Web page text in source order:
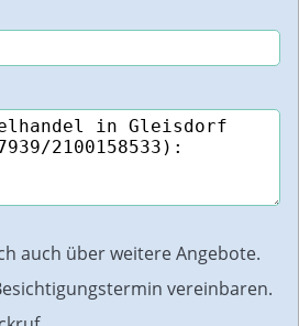
auch über weitere Angebote.
vereinbaren.